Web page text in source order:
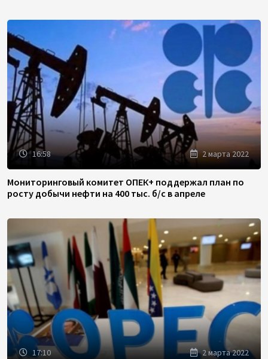
16:58 2 марта 2022
Мониторинговый комитет ОПЕК+ поддержал план по
росту добычи нефти на 400 тыс. б/с в апреле
17:10 2 марта 2022